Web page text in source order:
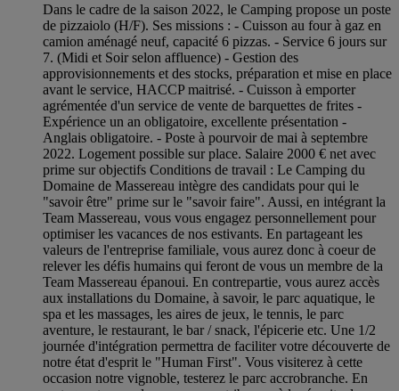
Dans le cadre de la saison 2022, le Camping propose un poste
de pizzaiolo (H/F). Ses missions : - Cuisson au four à gaz en
camion aménagé neuf, capacité 6 pizzas. - Service 6 jours sur
7. (Midi et Soir selon affluence) - Gestion des
approvisionnements et des stocks, préparation et mise en place
avant le service, HACCP maitrisé. - Cuisson à emporter
agrémentée d'un service de vente de barquettes de frites -
Expérience un an obligatoire, excellente présentation -
Anglais obligatoire. - Poste à pourvoir de mai à septembre
2022. Logement possible sur place. Salaire 2000 € net avec
prime sur objectifs Conditions de travail : Le Camping du
Domaine de Massereau intègre des candidats pour qui le
"savoir être" prime sur le "savoir faire". Aussi, en intégrant la
Team Massereau, vous vous engagez personnellement pour
optimiser les vacances de nos estivants. En partageant les
valeurs de l'entreprise familiale, vous aurez donc à coeur de
relever les défis humains qui feront de vous un membre de la
Team Massereau épanoui. En contrepartie, vous aurez accès
aux installations du Domaine, à savoir, le parc aquatique, le
spa et les massages, les aires de jeux, le tennis, le parc
aventure, le restaurant, le bar / snack, l'épicerie etc. Une 1/2
journée d'intégration permettra de faciliter votre découverte de
notre état d'esprit le "Human First". Vous visiterez à cette
occasion notre vignoble, testerez le parc accrobranche. En